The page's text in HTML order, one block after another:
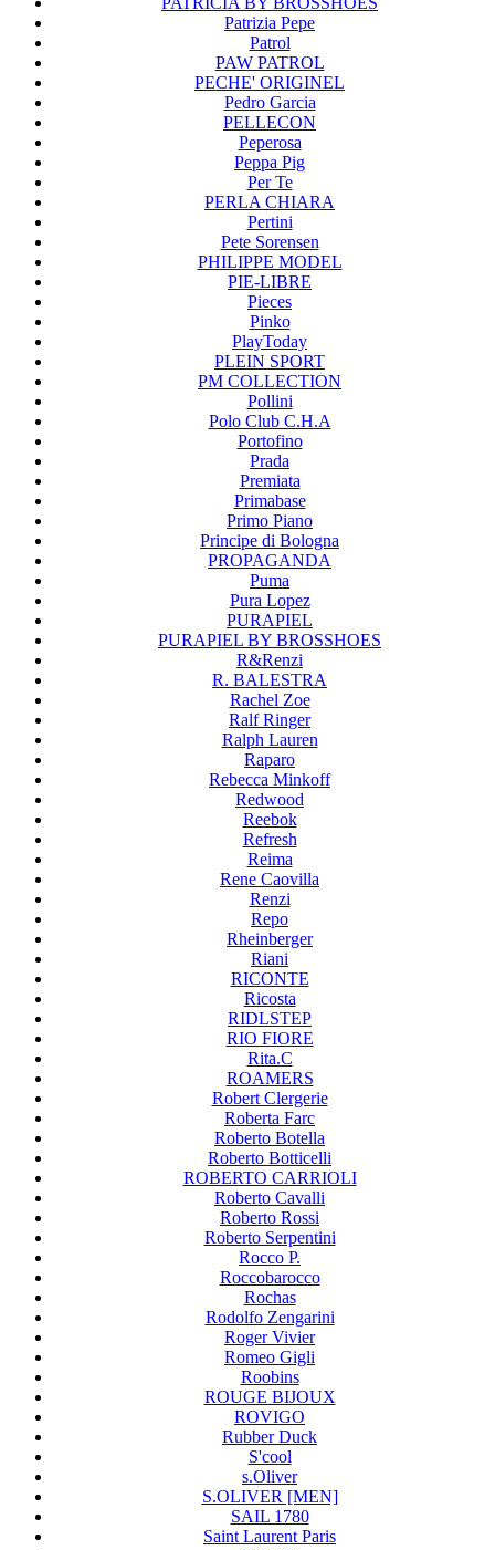
Patrizia Pepe
Patrol
PAW PATROL
PECHE' ORIGINEL
Pedro Garcia
PELLECON
Peperosa
Peppa Pig
Per Te
PERLA CHIARA
Pertini
Pete Sorensen
PHILIPPE MODEL
PIE-LIBRE
Pieces
Pinko
PlayToday
PLEIN SPORT
PM COLLECTION
Pollini
Polo Club C.H.A
Portofino
Prada
Premiata
Primabase
Primo Piano
Principe di Bologna
PROPAGANDA
Puma
Pura Lopez
PURAPIEL
PURAPIEL BY BROSSHOES
R&Renzi
R. BALESTRA
Rachel Zoe
Ralf Ringer
Ralph Lauren
Raparo
Rebecca Minkoff
Redwood
Reebok
Refresh
Reima
Rene Caovilla
Renzi
Repo
Rheinberger
Riani
RICONTE
Ricosta
RIDLSTEP
RIO FIORE
Rita.C
ROAMERS
Robert Clergerie
Roberta Farc
Roberto Botella
Roberto Botticelli
ROBERTO CARRIOLI
Roberto Cavalli
Roberto Rossi
Roberto Serpentini
Rocco P.
Roccobarocco
Rochas
Rodolfo Zengarini
Roger Vivier
Romeo Gigli
Roobins
ROUGE BIJOUX
ROVIGO
Rubber Duck
S'cool
s.Oliver
S.OLIVER [MEN]
SAIL 1780
Saint Laurent Paris